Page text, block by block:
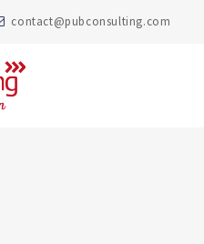
contact@pubconsulting.com